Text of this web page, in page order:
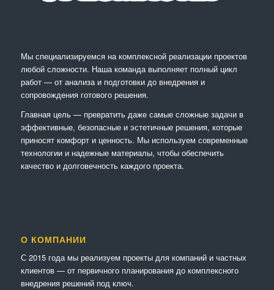
Мы специализируемся на комплексной реализации проектов
любой сложности. Наша команда выполняет полный цикл
работ — от анализа и подготовки до внедрения и
сопровождения готового решения.
Главная цель — превратить даже самые сложные задачи в
эффективные, безопасные и эстетичные решения, которые
приносят комфорт и ценность. Мы используем современные
технологии и надежные материалы, чтобы обеспечить
качество и долговечность каждого проекта.
О КОМПАНИИ
С 2015 года мы реализуем проекты для компаний и частных
клиентов — от первичного планирования до комплексного
внедрения решений под ключ.